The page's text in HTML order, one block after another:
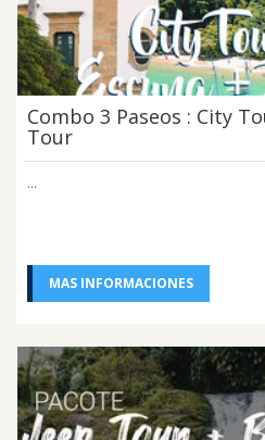
Combo 3 Paseos : City
Tour
...
MAS INFORMACIONES